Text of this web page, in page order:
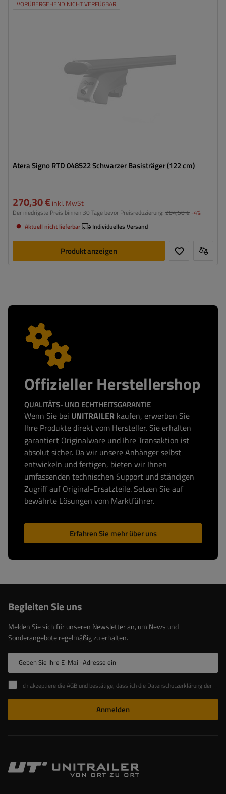
VORÜBERGEHEND NICHT VERFÜGBAR
Atera Signo RTD 048522 Schwarzer Basisträger (122 cm)
270,30 €inkl. MwSt
Der niedrigste Preis binnen 30 Tage bevor Preisreduzierung: 284,50 € -4%
Aktuell nicht lieferbar
Individuelles Versand
Produkt anzeigen
Offizieller Herstellershop
QUALITÄTS- UND ECHTHEITSGARANTIE
Wenn Sie bei UNITRAILER kaufen, erwerben Sie
Ihre Produkte direkt vom Hersteller. Sie erhalten
garantiert Originalware und Ihre Transaktion ist
absolut sicher. Da wir unsere Anhänger selbst
entwickeln und fertigen, bieten wir Ihnen
umfassenden technischen Support und ständigen
Zugriff auf Original-Ersatzteile. Setzen Sie auf
bewährte Lösungen vom Marktführer.
Erfahren Sie mehr über uns
Begleiten Sie uns
Melden Sie sich für unseren Newsletter an, um News und
Sonderangebote regelmäßig zu erhalten.
Geben Sie Ihre E-Mail-Adresse ein
Ich akzeptiere die AGB und bestätige, dass ich die Datenschutzerklärung der Website zur Kenntnis genommen habe
Anmelden